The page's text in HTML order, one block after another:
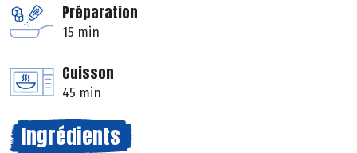
Préparation
15 min
Cuisson
45 min
Ingrédients